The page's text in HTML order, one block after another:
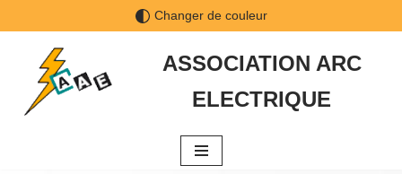
contenu
Changer de couleur
ASSOCIATION ARC
ELECTRIQUE